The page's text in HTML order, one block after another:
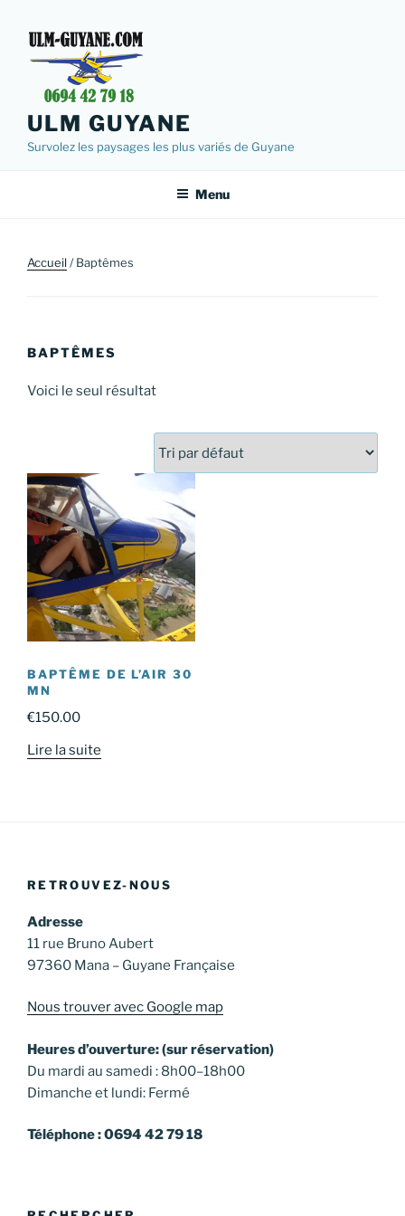
ULM GUYANE
Survolez les paysages les plus variés de Guyane
Menu
Accueil/ Baptêmes
BAPTÊMES
Voici le seul résultat
BAPTÊME DE L’AIR 30
MN
€150.00
Lire la suite
RETROUVEZ-NOUS
Adresse
11 rue Bruno Aubert
97360 Mana – Guyane Française
Nous trouver avec Google map
Heures d’ouverture: (sur réservation)
Du mardi au samedi : 8h00–18h00
Dimanche et lundi: Fermé
Téléphone : 0694 42 79 18